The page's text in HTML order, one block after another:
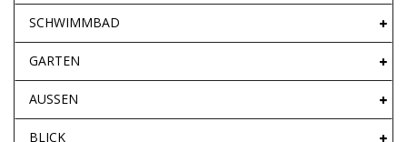
SCHWIMMBAD
GARTEN
AUSSEN
BLICK